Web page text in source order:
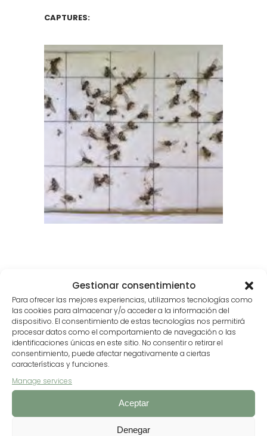
Gestionar consentimiento
Para ofrecer las mejores experiencias, utilizamos tecnologías como
las cookies para almacenar y/o acceder a la información del
dispositivo. El consentimiento de estas tecnologías nos permitirá
procesar datos como el comportamiento de navegación o las
identificaciones únicas en este sitio. No consentir o retirar el
consentimiento, puede afectar negativamente a ciertas
características y funciones.
Manage services
Aceptar
Denegar
CAPTURES:
DOWNLOAD HERE THE INTERACTIVE